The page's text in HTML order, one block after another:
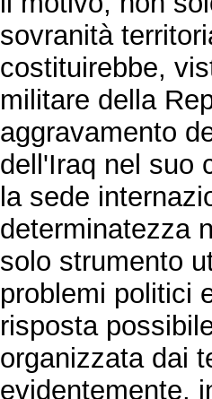
sovranità
costituirebbe,
militare della
aggravamento
dell'Iraq nel suo
la sede
determinatezza
solo strumento
problemi politici
risposta
organizzata dai
evidentemente,